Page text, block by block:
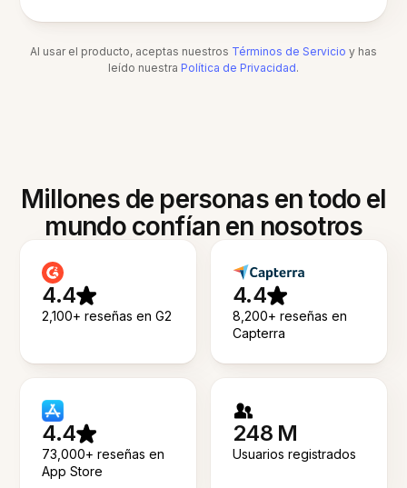
Al usar el producto, aceptas nuestros Términos de Servicio y has
leído nuestra Política de Privacidad.
Millones de personas en todo el
mundo confían en nosotros
4.4
2,100+ reseñas en G2
4.4
8,200+ reseñas en
Capterra
4.4
73,000+ reseñas en
App Store
248 M
Usuarios registrados